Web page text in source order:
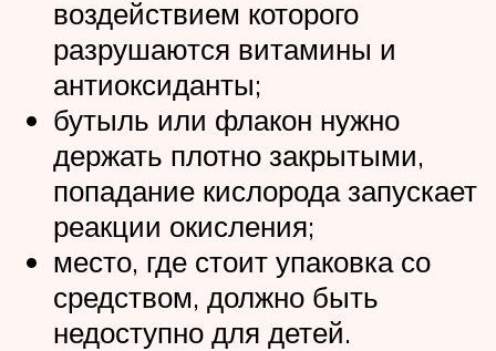
воздействием которого
разрушаются витамины и
антиоксиданты;
бутыль или флакон нужно
держать плотно закрытыми,
попадание кислорода запускает
реакции окисления;
место, где стоит упаковка со
средством, должно быть
недоступно для детей.